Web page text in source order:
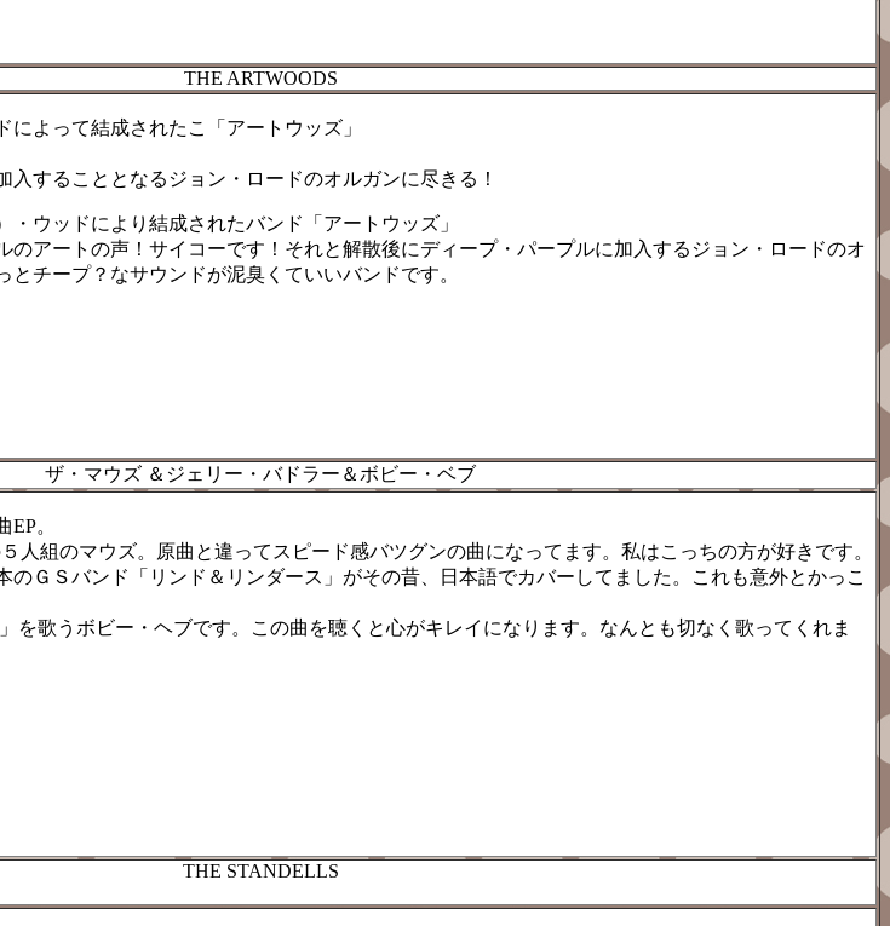
THE ARTWOODS
よって結成されたこ「アートウッズ」
入することとなるジョン・ロードのオルガンに尽きる！
ウッドにより結成されたバンド「アートウッズ」
のアートの声！サイコーです！それと解散後にディープ・パープルに加入するジョン・ロードのオ
チープ？なサウンドが泥臭くていいバンドです。
ザ・マウズ ＆ジェリー・バドラー＆ボビー・ベブ
。
人組のマウズ。原曲と違ってスピード感バツグンの曲になってます。私はこっちの方が好きです。
ＧＳバンド「リンド＆リンダース」がその昔、日本語でカバーしてました。これも意外とかっこ
を歌うボビー・ヘブです。この曲を聴くと心がキレイになります。なんとも切なく歌ってくれま
THE STANDELLS